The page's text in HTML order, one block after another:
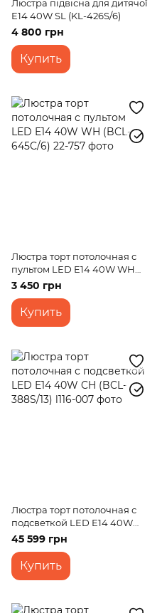
Люстра підвісна для дитячої
E14 40W SL (KL-426S/6)
4 800 грн
Купить
Люстра торт потолочная с
пультом LED E14 40W WH
(BCL-645C/6)
3 450 грн
Купить
Люстра торт потолочная с
подсветкой LED E14 40W
CH (BCL-388S/13)
45 599 грн
Купить